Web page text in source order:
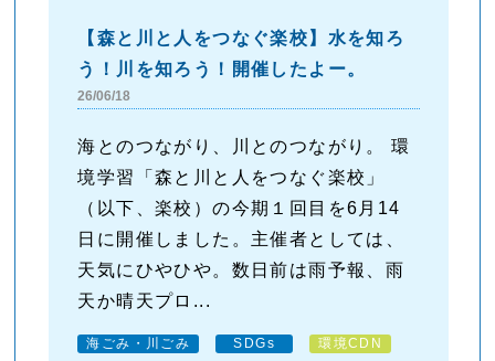
【森と川と人をつなぐ楽校】水を知ろ
う！川を知ろう！開催したよー。
26/06/18
海とのつながり、川とのつながり。 環
境学習「森と川と人をつなぐ楽校」
（以下、楽校）の今期１回目を6月14
日に開催しました。主催者としては、
天気にひやひや。数日前は雨予報、雨
天か晴天プロ...
海ごみ・川ごみ SDGs 環境CDN